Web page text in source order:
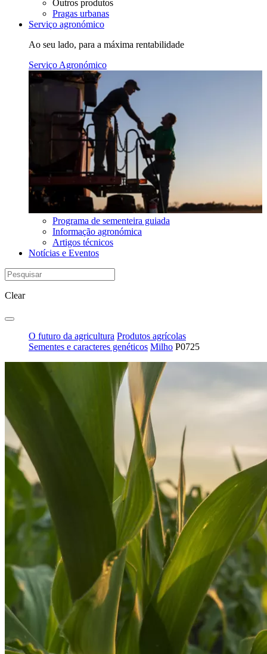
Outros produtos
Pragas urbanas
Serviço agronómico
Ao seu lado, para a máxima rentabilidade
Serviço Agronómico
Programa de sementeira guiada
Informação agronómica
Artigos técnicos
Notícias e Eventos
Clear
O futuro da agricultura Produtos agrícolas
Sementes e caracteres genéticos Milho P0725